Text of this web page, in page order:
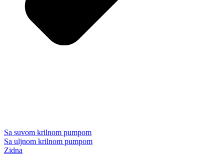
Sa suvom krilnom pumpom
Sa uljnom krilnom pumpom
Zidna